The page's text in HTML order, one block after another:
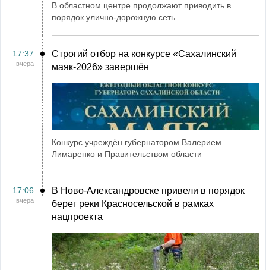
В областном центре продолжают приводить в
порядок улично-дорожную сеть
17:37
вчера
Строгий отбор на конкурсе «Сахалинский
маяк‑2026» завершён
Конкурс учреждён губернатором Валерием
Лимаренко и Правительством области
17:06
вчера
В Ново-Александровске привели в порядок
берег реки Красносельской в рамках
нацпроекта